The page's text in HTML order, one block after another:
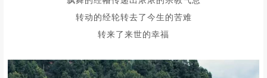
转动的经轮转去了今生的苦难
转来了来世的幸福